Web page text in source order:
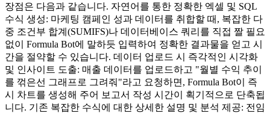
장점은 다음과 같습니다. 자연어를 통한 정확한 엑셀 및 SQL
수식 생성: 마케팅 캠페인 성과 데이터를 취합할 때, 복잡한 다
중 조건부 합계(SUMIFS)나 데이터베이스 쿼리를 직접 짤 필요
없이 Formula Bot에 말하듯 입력하여 정확한 결과물을 얻고 시
간을 절약할 수 있습니다. 데이터 업로드 시 즉각적인 시각화
및 인사이트 도출: 매출 데이터를 업로드하고 "월별 수익 추이
를 꺾은선 그래프로 그려줘"라고 요청하면, Formula Bot이 즉
시 차트를 생성해 주어 보고서 작성 시간이 획기적으로 단축됩
니다. 기존 복잡한 수식에 대한 상세한 설명 및 분석 제공: 전임